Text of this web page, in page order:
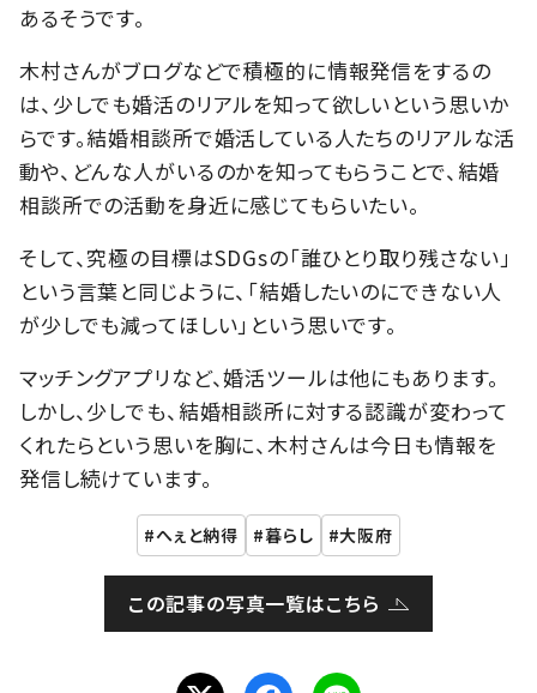
あるそうです。
木村さんがブログなどで積極的に情報発信をするの
は、少しでも婚活のリアルを知って欲しいという思いか
らです。結婚相談所で婚活している人たちのリアルな活
動や、どんな人がいるのかを知ってもらうことで、結婚
相談所での活動を身近に感じてもらいたい。
そして、究極の目標はSDGsの「誰ひとり取り残さない」
という言葉と同じように、「結婚したいのにできない人
が少しでも減ってほしい」という思いです。
マッチングアプリなど、婚活ツールは他にもあります。
しかし、少しでも、結婚相談所に対する認識が変わって
くれたらという思いを胸に、木村さんは今日も情報を
発信し続けています。
へぇと納得 暮らし 大阪府
この記事の写真一覧はこちら